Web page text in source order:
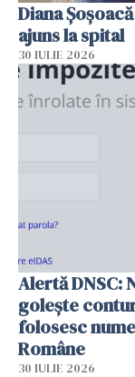
Diana
ajuns la spital
30 IULIE 2026
Alertă DNSC:
golește
folosesc
Române
30 IULIE 2026